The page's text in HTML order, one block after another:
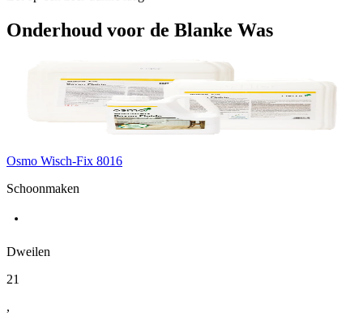
Onderhoud voor de Blanke Was
Osmo Wisch-Fix 8016
Schoonmaken
Dweilen
21
,